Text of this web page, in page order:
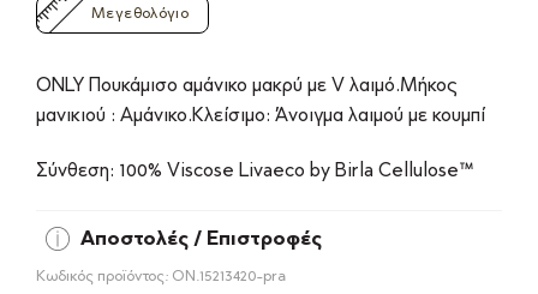
Μεγεθολόγιο
ONLY Πουκάμισο αμάνικο μακρύ με V λαιμό.Μήκος
μανικιού : Αμάνικο.Κλείσιμο: Άνοιγμα λαιμού με κουμπί
Σύνθεση: 100% Viscose Livaeco by Birla Cellulose™
Αποστολές / Επιστροφές
Κωδικός προϊόντος: ON.15213420-pra